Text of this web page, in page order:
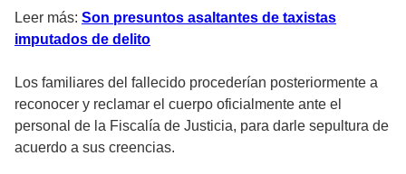
Leer más: Son presuntos asaltantes de taxistas
imputados de delito
Los familiares del fallecido procederían posteriormente a
reconocer y reclamar el cuerpo oficialmente ante el
personal de la Fiscalía de Justicia, para darle sepultura de
acuerdo a sus creencias.